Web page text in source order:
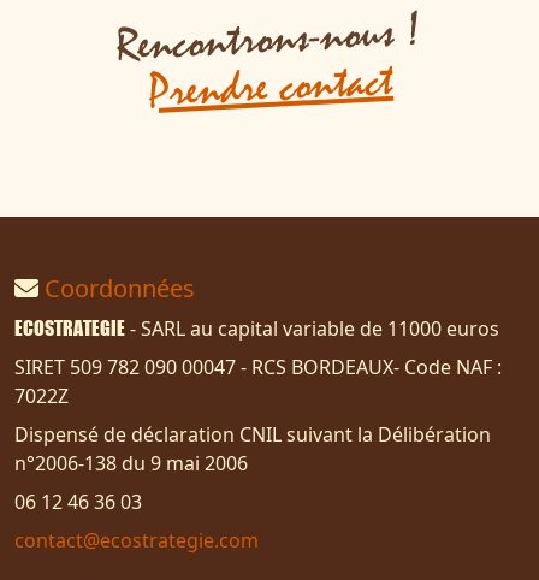
Rencontrons-nous !
Prendre contact
Coordonnées
ECOSTRATEGIE - SARL au capital variable de 11000 euros
SIRET 509 782 090 00047 - RCS BORDEAUX- Code NAF :
7022Z
Dispensé de déclaration CNIL suivant la Délibération
n°2006-138 du 9 mai 2006
06 12 46 36 03
contact@ecostrategie.com